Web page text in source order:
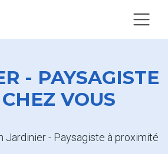
- PAYSAGISTE
VOUS
Jardinier - Paysagiste à proximité